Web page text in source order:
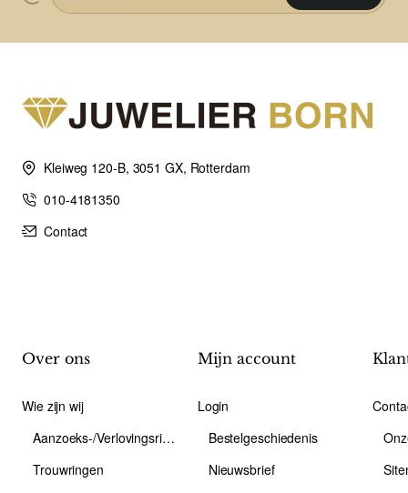
Kleiweg 120-B, 3051 GX, Rotterdam
010-4181350
Contact
Over ons
Wie zijn wij
Aanzoeks-/Verlovingsring
Trouwringen
Mijn account
Login
Bestelgeschiedenis
Nieuwsbrief